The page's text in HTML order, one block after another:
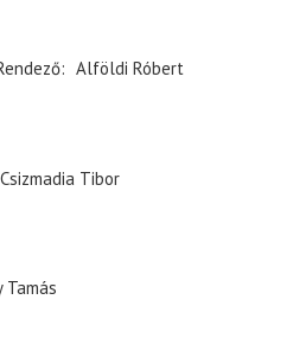
Alföldi Róbert
Csizmadia Tibor
Tamás